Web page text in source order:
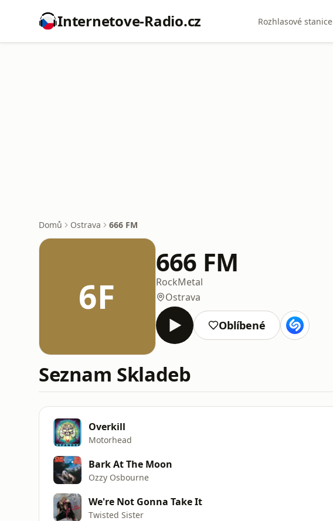
Internetove-Radio.cz Rozhlasové stanice
Domů Ostrava 666 FM
6F
666 FM
RockMetal
Ostrava
Oblíbené
Seznam Skladeb
Overkill
Motorhead
Bark At The Moon
Ozzy Osbourne
We're Not Gonna Take It
Twisted Sister